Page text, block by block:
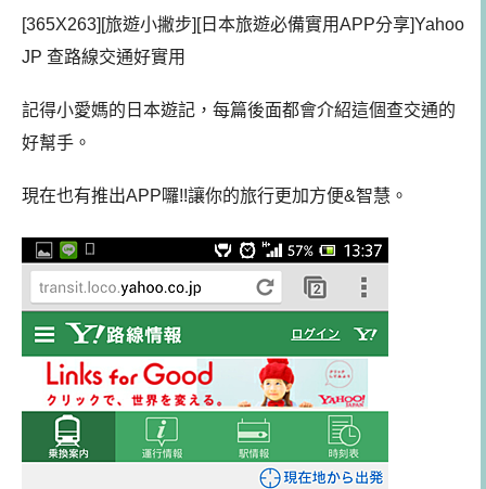
[365X263][旅遊小撇步][日本旅遊必備實用APP分享]Yahoo
JP 查路線交通好實用
記得小愛媽的日本遊記，每篇後面都會介紹這個查交通的
好幫手。
現在也有推出APP囉!!讓你的旅行更加方便&智慧。